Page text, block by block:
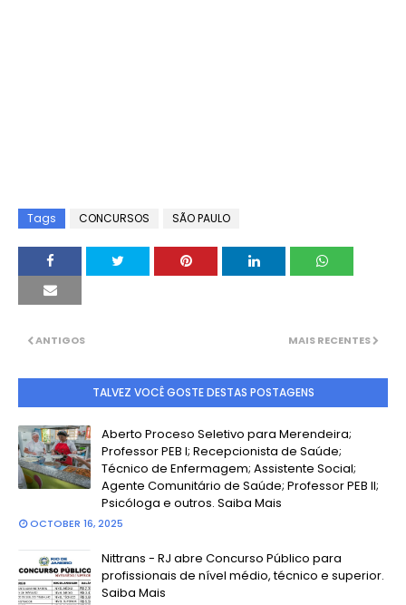
Tags CONCURSOS SÃO PAULO
MAIS RECENTES
ANTIGOS
TALVEZ VOCÊ GOSTE DESTAS POSTAGENS
Aberto Proceso Seletivo para Merendeira;
Professor PEB I; Recepcionista de Saúde;
Técnico de Enfermagem; Assistente Social;
Agente Comunitário de Saúde; Professor PEB II;
Psicóloga e outros. Saiba Mais
OCTOBER 16, 2025
Nittrans - RJ abre Concurso Público para
profissionais de nível médio, técnico e superior.
Saiba Mais